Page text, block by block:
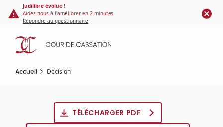
Panneau de gestion des cookies
contenu
principal
Judilibre évolue !
Aidez-nous à l'améliorer en 2 minutes
Répondre au questionnaire
Accueil Décision
TÉLÉCHARGER PDF